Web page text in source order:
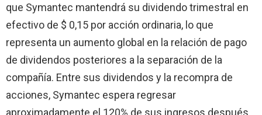
que Symantec mantendrá su dividendo trimestral en
efectivo de $ 0,15 por acción ordinaria, lo que
representa un aumento global en la relación de pago
de dividendos posteriores a la separación de la
compañía. Entre sus dividendos y la recompra de
acciones, Symantec espera regresar
aproximadamente el 120% de sus ingresos después